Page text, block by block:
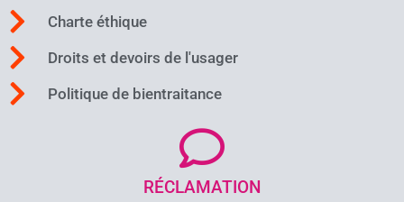
Charte éthique
Droits et devoirs de l'usager
Politique de bientraitance
RÉCLAMATION